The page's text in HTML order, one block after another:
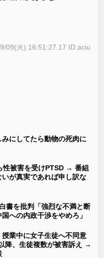
09(火) 16:51:27.17 ID:aciu
みにしてたら動物の死肉に
性被害を受けPTSD → 番組
が真実であれば申し訳な
書を批判「強烈な不満と断
への内政干渉をやめろ」
業中に女子生徒へ不同意
降、生徒複数が被害訴え →